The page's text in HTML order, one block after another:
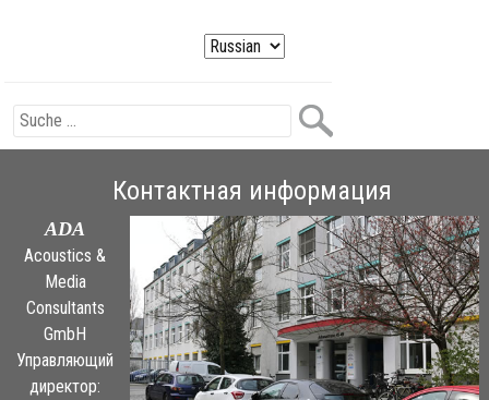
Контактная информация
ADA
Acoustics &
Media
Consultants
GmbH
Управляющий
директор: